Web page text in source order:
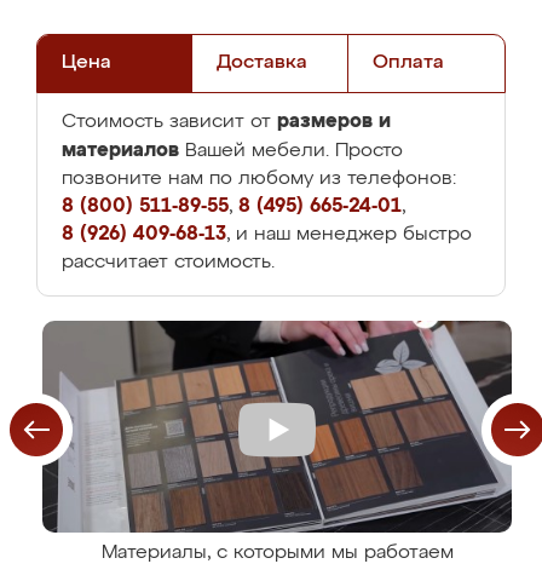
Цена Доставка Оплата
Стоимость зависит от размеров и
материалов Вашей мебели. Просто
позвоните нам по любому из телефонов:
8 (800) 511-89-55, 8 (495) 665-24-01,
8 (926) 409-68-13, и наш менеджер быстро
рассчитает стоимость.
Материалы, с которыми мы работаем